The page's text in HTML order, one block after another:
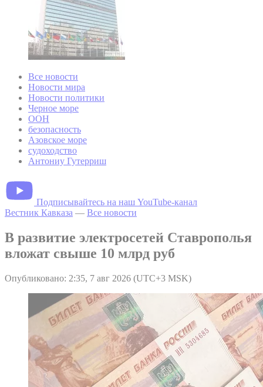
Все новости
Новости мира
Новости политики
Черное море
ООН
безопасность
Азовское море
судоходство
Антониу Гутерриш
Подписывайтесь на наш YouTube-канал
Вестник Кавказа — Все новости
В развитие электросетей Ставрополья
вложат свыше 10 млрд руб
Опубликовано: 2:35, 7 авг 2026 (UTC+3 MSK)